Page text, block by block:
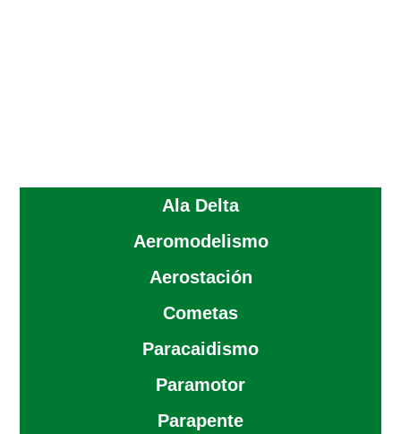
Ala Delta
Aeromodelismo
Aerostación
Cometas
Paracaidismo
Paramotor
Parapente